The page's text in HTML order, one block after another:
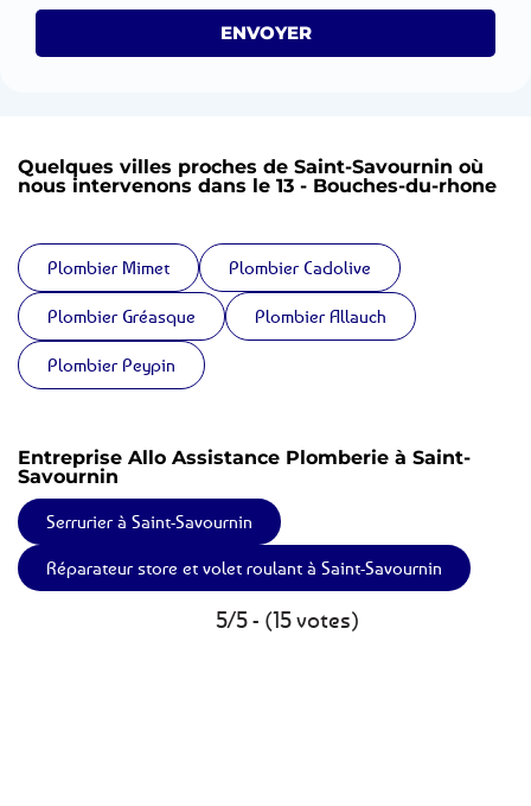
ENVOYER
Quelques villes proches de Saint-Savournin où
nous intervenons dans le 13 - Bouches-du-rhone
Plombier Mimet Plombier Cadolive
Plombier Gréasque Plombier Allauch
Plombier Peypin
Entreprise Allo Assistance Plomberie à Saint-
Savournin
Serrurier à Saint-Savournin
Réparateur store et volet roulant à Saint-Savournin
5/5 - (15 votes)